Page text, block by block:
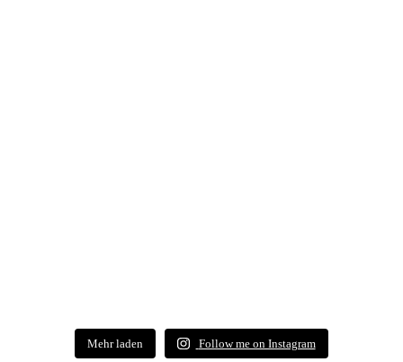
Mehr laden Follow me on Instagram